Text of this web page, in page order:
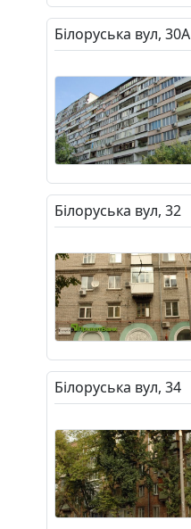
Білоруська вул, 30А
Білоруська вул, 32
Білоруська вул, 34